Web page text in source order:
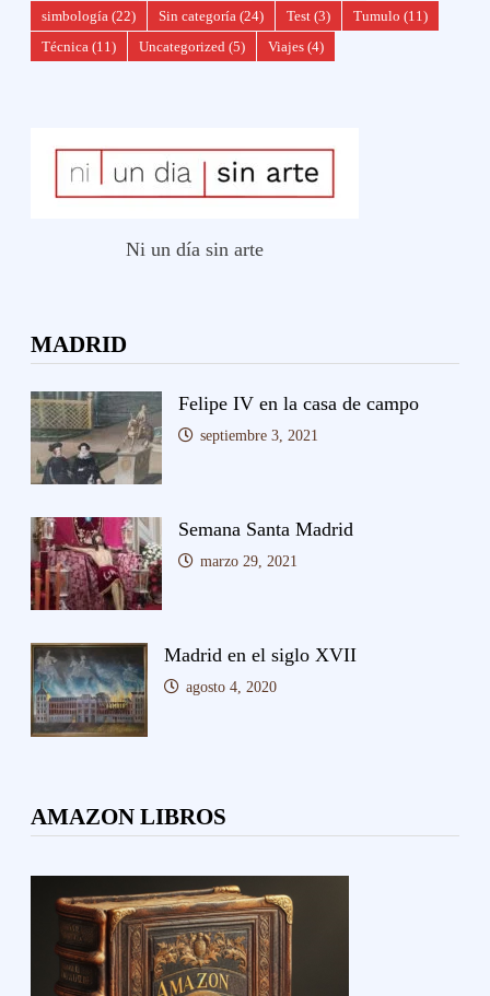
simbología (22) Sin categoría (24) Test (3) Tumulo (11)
Técnica (11) Uncategorized (5) Viajes (4)
Ni un día sin arte
MADRID
Felipe IV en la casa de campo
septiembre 3, 2021
Semana Santa Madrid
marzo 29, 2021
Madrid en el siglo XVII
agosto 4, 2020
AMAZON LIBROS